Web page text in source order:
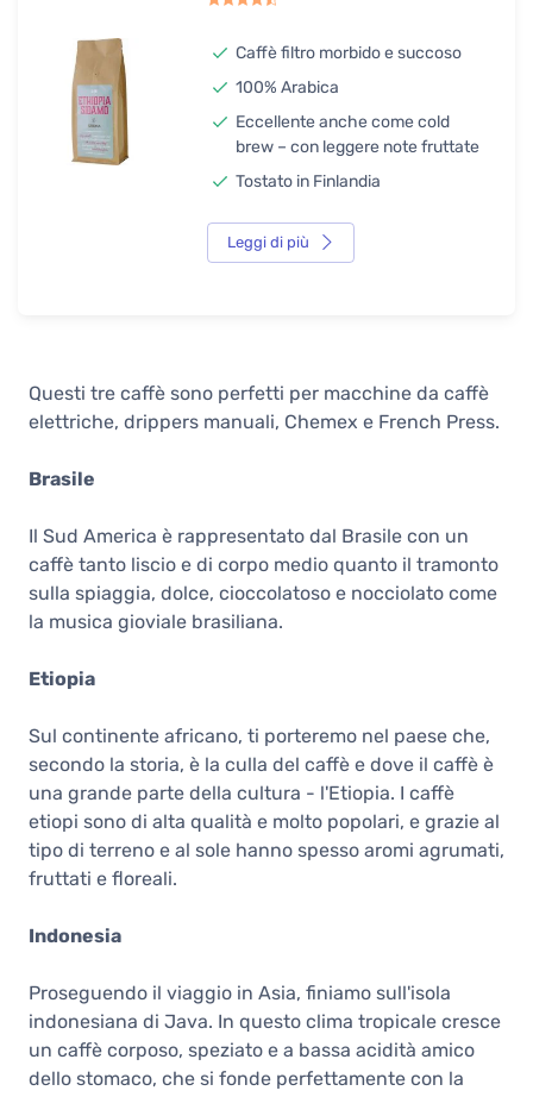
Caffè filtro morbido e succoso
100% Arabica
Eccellente anche come cold
brew – con leggere note fruttate
Tostato in Finlandia
Leggi di più
Questi tre caffè sono perfetti per macchine da caffè
elettriche, drippers manuali, Chemex e French Press.
Brasile
Il Sud America è rappresentato dal Brasile con un
caffè tanto liscio e di corpo medio quanto il tramonto
sulla spiaggia, dolce, cioccolatoso e nocciolato come
la musica gioviale brasiliana.
Etiopia
Sul continente africano, ti porteremo nel paese che,
secondo la storia, è la culla del caffè e dove il caffè è
una grande parte della cultura - l'Etiopia. I caffè
etiopi sono di alta qualità e molto popolari, e grazie al
tipo di terreno e al sole hanno spesso aromi agrumati,
fruttati e floreali.
Indonesia
Proseguendo il viaggio in Asia, finiamo sull'isola
indonesiana di Java. In questo clima tropicale cresce
un caffè corposo, speziato e a bassa acidità amico
dello stomaco, che si fonde perfettamente con la